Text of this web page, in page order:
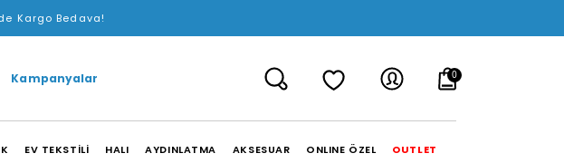
Kargo Bedava!
Kampanyalar 0
EV TEKSTİLİ HALI AYDINLATMA AKSESUAR ONLINE ÖZEL OUTLET